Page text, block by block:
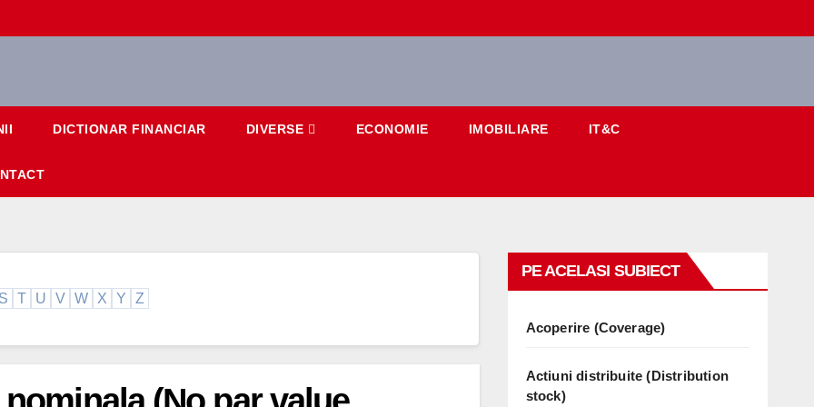
DICTIONAR FINANCIAR DIVERSE ECONOMIE IMOBILIARE IT&C
S T U V W X Y Z
PE ACELASI SUBIECT
Acoperire (Coverage)
Actiuni distribuite (Distribution
stock)